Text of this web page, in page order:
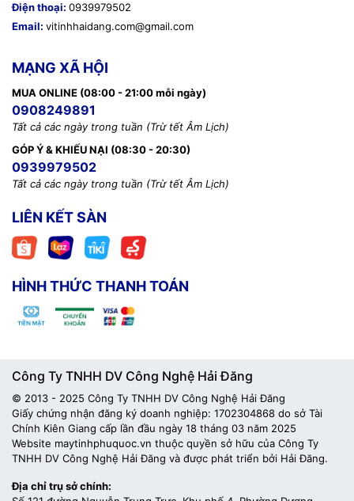
Điện thoại: 0939979502
Email: vitinhhaidang.com@gmail.com
MẠNG XÃ HỘI
MUA ONLINE (08:00 - 21:00 mỗi ngày)
0908249891
Tất cả các ngày trong tuần (Trừ tết Âm Lịch)
GÓP Ý & KHIẾU NẠI (08:30 - 20:30)
0939979502
Tất cả các ngày trong tuần (Trừ tết Âm Lịch)
LIÊN KẾT SÀN
HÌNH THỨC THANH TOÁN
Công Ty TNHH DV Công Nghệ Hải Đăng
© 2013 - 2025 Công Ty TNHH DV Công Nghệ Hải Đăng
Giấy chứng nhận đăng ký doanh nghiệp: 1702304868 do sở Tài
Chính Kiên Giang cấp lần đầu ngày 18 tháng 03 năm 2025
Website maytinhphuquoc.vn thuộc quyền sở hữu của Công Ty
TNHH DV Công Nghệ Hải Đăng và được phát triển bởi Hải Đăng.
Địa chỉ trụ sở chính: